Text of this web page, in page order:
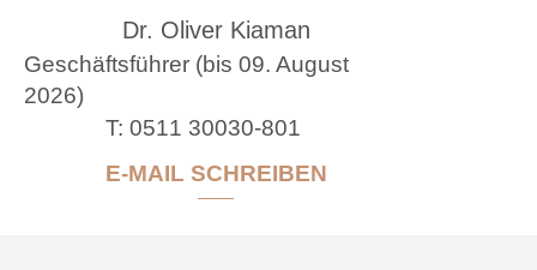
Dr. Oliver Kiaman
Geschäftsführer (bis 09. August
2026)
0511 30030-801
E-MAIL SCHREIBEN